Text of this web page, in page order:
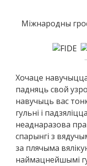
Міжнародны
Хочаце
падняць свой
навучыць вас
гульні і
неаднаразова
спарынгі з
за плячыма
наймацнейшымі